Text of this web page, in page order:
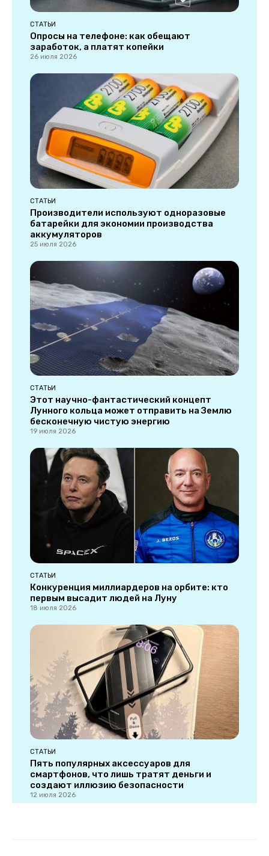
СТАТЬИ
Опросы на телефоне: как обещают
заработок, а платят копейки
26 июля 2026
СТАТЬИ
Производители используют одноразовые
батарейки для экономии производства
аккумуляторов
25 июля 2026
СТАТЬИ
Этот научно-фантастический концепт
Лунного кольца может отправить на Землю
бесконечную чистую энергию
19 июля 2026
СТАТЬИ
Конкуренция миллиардеров на орбите: кто
первым высадит людей на Луну
18 июля 2026
СТАТЬИ
Пять популярных аксессуаров для
смартфонов, что лишь тратят деньги и
создают иллюзию безопасности
12 июля 2026